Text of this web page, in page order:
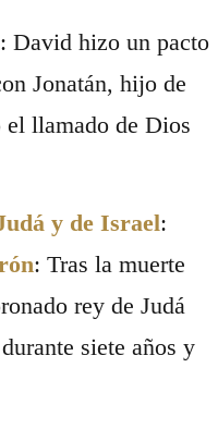
: David hizo un pacto
Jonatán, hijo de
el llamado de Dios
y de Israel:
: Tras la muerte
rey de Judá
siete años y